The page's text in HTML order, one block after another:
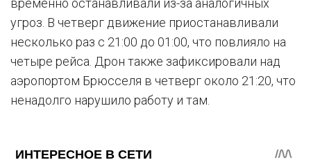
временно останавливали из-за аналогичных
угроз. В четверг движение приостанавливали
несколько раз с 21:00 до 01:00, что повлияло на
четыре рейса. Дрон также зафиксировали над
аэропортом Брюсселя в четверг около 21:20, что
ненадолго нарушило работу и там.